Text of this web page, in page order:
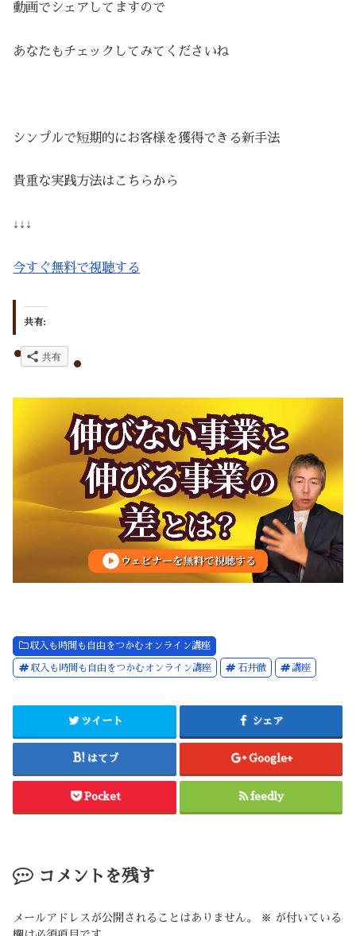
動画でシェアしてますので
あなたもチェックしてみてくださいね
シンプルで短期的にお客様を獲得できる新手法
貴重な実践方法はこちらから
↓↓↓
今すぐ無料で視聴する
共有:
共有
収入も時間も自由をつかむオンライン講座
収入も時間も自由をつかむオンライン講座 石井徹 講座
ツイート シェア
はてブ Google+
Pocket feedly
コメントを残す
メールアドレスが公開されることはありません。 ※ が付いている